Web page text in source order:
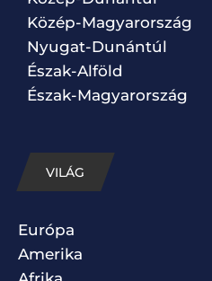
Közép-Magyarország
Nyugat-Dunántúl
Észak-Alföld
Észak-Magyarország
VILÁG
Európa
Amerika